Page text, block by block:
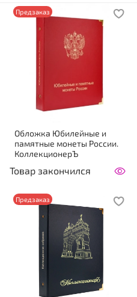
Предзаказ
Обложка Юбилейные и
памятные монеты России.
КоллекционерЪ
Товар закончился
Предзаказ